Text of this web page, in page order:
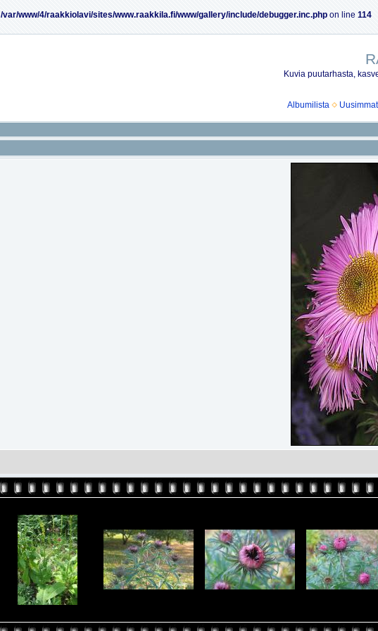
/var/www/4/raakkiolavi/sites/www.raakkila.fi/www/gallery/include/debugger.inc.php on line 114
Kuvia puutarhasta,
Albumilista